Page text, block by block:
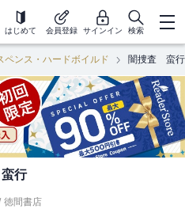
はじめて 会員登録 サインイン 検索
ペンス・ハードボイルド 闇捜査 蛮行
行
徳間書店